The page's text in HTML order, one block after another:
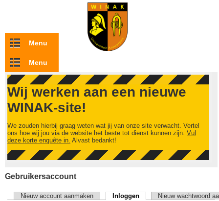
Overslaan en naar de inhoud gaan
Menu
Menu
Wij werken aan een nieuwe
WINAK-site!
We zouden hierbij graag weten wat jij van onze site verwacht. Vertel
ons hoe wij jou via de website het beste tot dienst kunnen zijn. Vul
deze korte enquête in. Alvast bedankt!
Gebruikersaccount
Nieuw account aanmaken Inloggen(actieve tabblad)
Nieuw wachtwoord